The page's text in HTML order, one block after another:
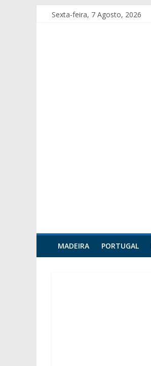
Sexta-feira, 7 Agosto, 2026
MADEIRA PORTUGAL